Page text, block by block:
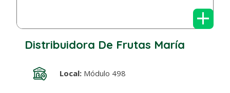
+
Distribuidora De Frutas María
Local:Módulo 498